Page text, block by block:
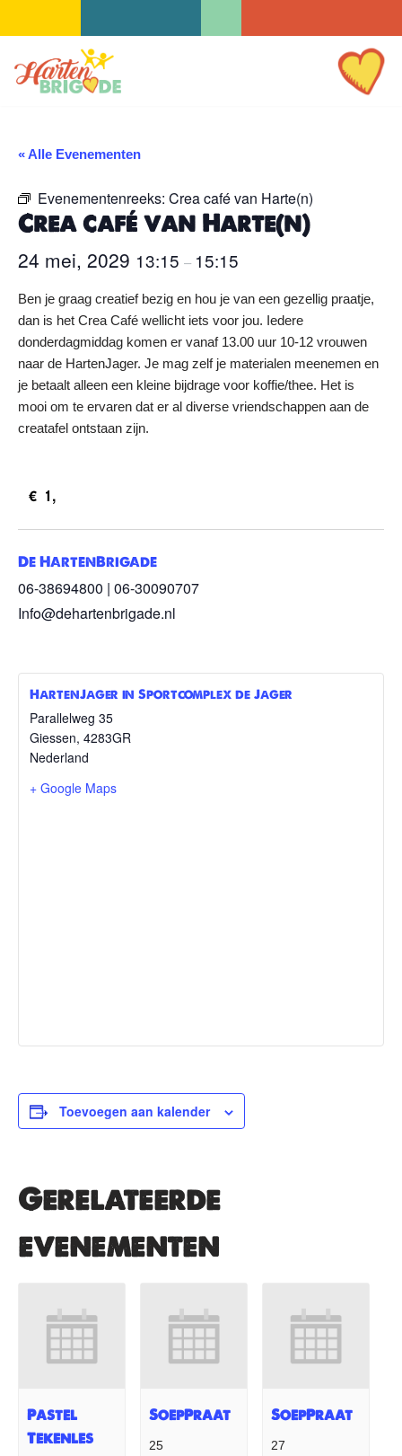
Ga
inhoud
« Alle Evenementen
Evenementenreeks: Crea café van Harte(n)
Crea café van Harte(n)
24 mei, 2029 13:15 – 15:15
Ben je graag creatief bezig en hou je van een gezellig praatje,
dan is het Crea Café wellicht iets voor jou. Iedere
donderdagmiddag komen er vanaf 13.00 uur 10-12 vrouwen
naar de HartenJager. Je mag zelf je materialen meenemen en
je betaalt alleen een kleine bijdrage voor koffie/thee. Het is
mooi om te ervaren dat er al diverse vriendschappen aan de
creatafel ontstaan zijn.
€1,
De HartenBrigade
06-38694800 | 06-30090707
Info@dehartenbrigade.nl
HartenJager in Sportcomplex de Jager
Parallelweg 35
Giessen, 4283GR
Nederland
+ Google Maps
Toevoegen aan kalender
Gerelateerde
evenementen
Pastel
Tekenles
SoepPraat
25
SoepPraat
27